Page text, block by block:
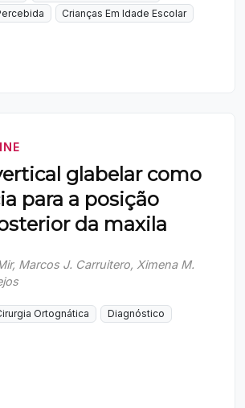
Crianças Em Idade Escolar
glabelar como
para a posição
da maxila
Marcos J. Carruitero, Ximena M.
Ortognática
Diagnóstico